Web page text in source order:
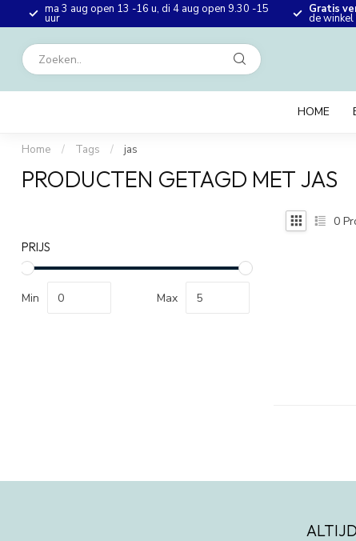
ma 3 aug open 13 -16 u, di 4 aug open 9.30 -15
uur
Gratis
de winkel
HOME
Home / Tags / jas
PRODUCTEN GETAGD MET JAS
PRIJS
Min Max
0